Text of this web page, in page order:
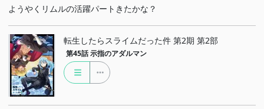
ようやくリムルの活躍パートきたかな？
転生したらスライムだった件 第2期 第2部
第45話 示指のアダルマン